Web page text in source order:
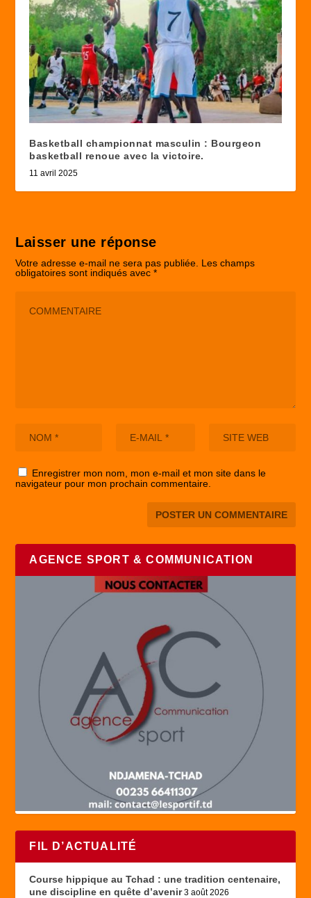
Basketball championnat masculin : Bourgeon
basketball renoue avec la victoire.
11 avril 2025
Laisser une réponse
Votre adresse e-mail ne sera pas publiée. Les champs
obligatoires sont indiqués avec*
Enregistrer mon nom, mon e-mail et mon site dans le
navigateur pour mon prochain commentaire.
AGENCE SPORT & COMMUNICATION
FIL D’ACTUALITÉ
Course hippique au Tchad : une tradition centenaire,
une discipline en quête d’avenir 3 août 2026